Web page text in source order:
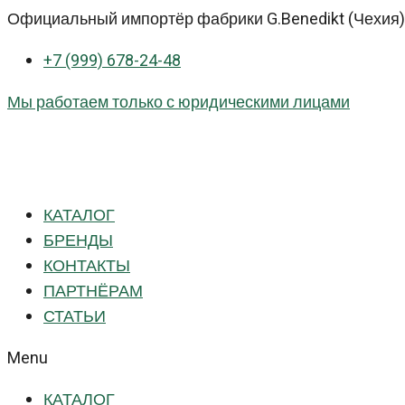
Перейти
контенту
Официальный импортёр фабрики G.Benedikt
+7 (999) 678-24-48
Мы работаем только с юридическими лицами
КАТАЛОГ
БРЕНДЫ
КОНТАКТЫ
ПАРТНЁРАМ
СТАТЬИ
Menu
КАТАЛОГ